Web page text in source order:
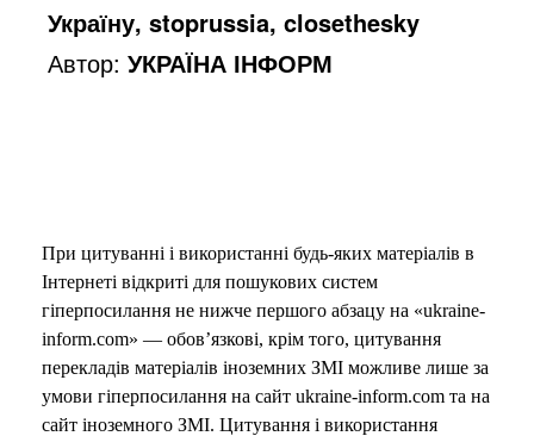
Україну, stoprussia, closethesky
Автор:УКРАЇНА ІНФОРМ
При цитуванні і використанні будь-яких матеріалів в
Інтернеті відкриті для пошукових систем
гіперпосилання не нижче першого абзацу на «ukraine-
inform.com» — обов’язкові, крім того, цитування
перекладів матеріалів іноземних ЗМІ можливе лише за
умови гіперпосилання на сайт ukraine-inform.com та на
сайт іноземного ЗМІ. Цитування і використання